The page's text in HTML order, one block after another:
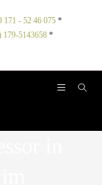
171 - 52 46 075 *
179-5143658*